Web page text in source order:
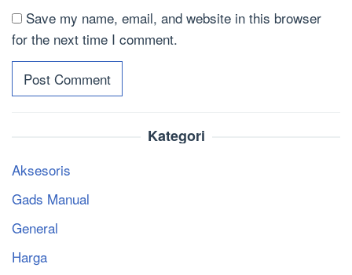
Save my name, email, and website in this browser
for the next time I comment.
Kategori
Aksesoris
Gads Manual
General
Harga